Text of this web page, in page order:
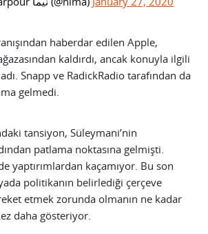
haberdar edilen Apple,
kaldırdı, ancak konuyla ilgili
Snapp ve RadickRadio tarafından da
gelmedi.
tansiyon, Süleymani’nin
patlama noktasına gelmişti.
yaptırımlardan kaçamıyor. Bu son
politikanın belirlediği çerçeve
etmek zorunda olmanın ne kadar
daha gösteriyor.